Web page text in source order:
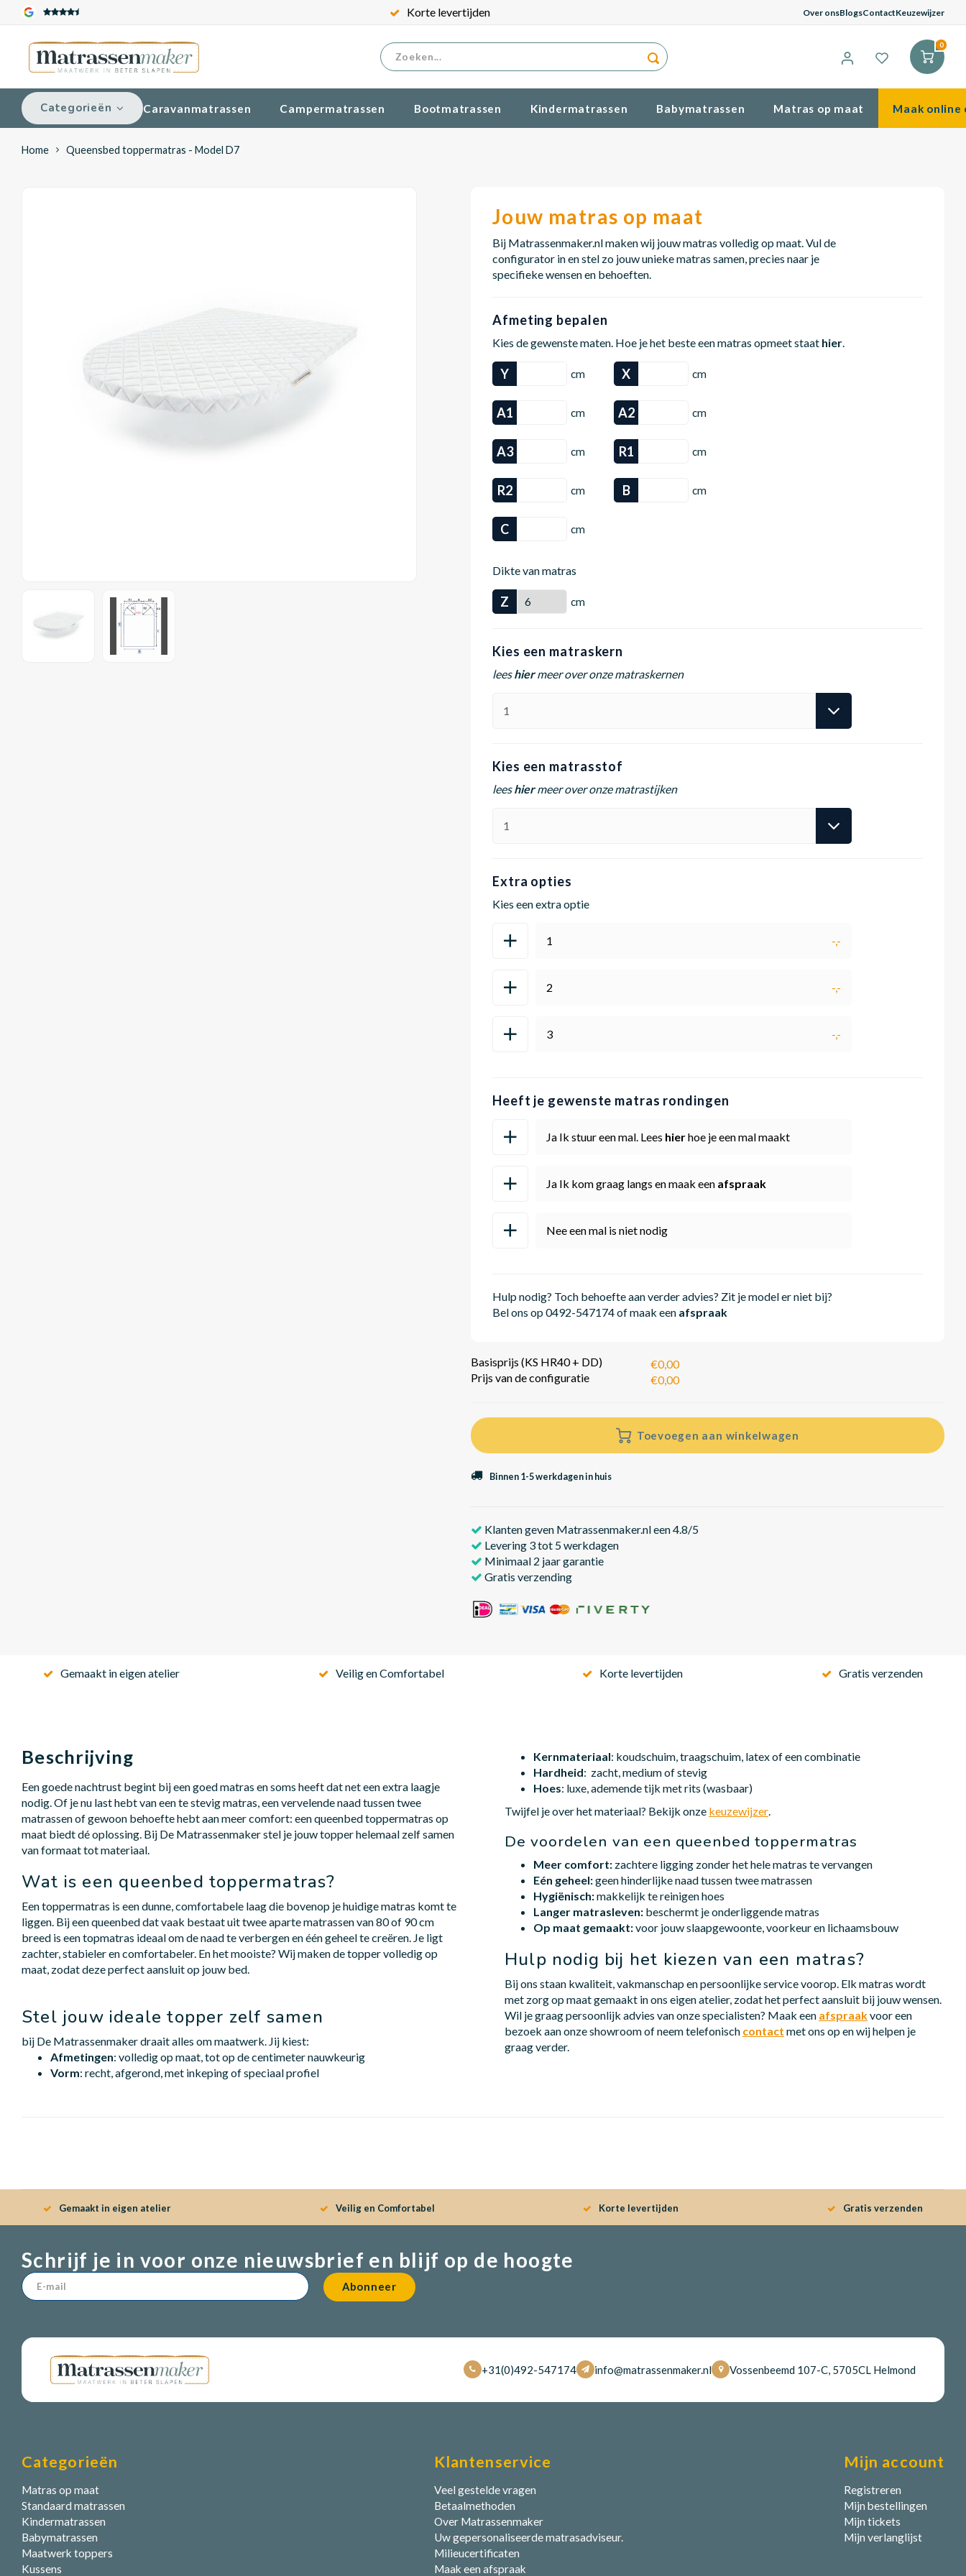
Korte levertijden Over onsBlogsContactKeuzewijzer
0
Categorieën Caravanmatrassen Campermatrassen Bootmatrassen Kindermatrassen Babymatrassen Matras op maat Maak online
Home Queensbed toppermatras - Model D7
Jouw matras op maat
Bij Matrassenmaker.nl maken wij jouw matras volledig op maat. Vul de
configurator in en stel zo jouw unieke matras samen, precies naar je
specifieke wensen en behoeften.
Afmeting bepalen
Kies de gewenste maten. Hoe je het beste een matras opmeet staat hier.
Y cm X cm
A1 cm A2 cm
A3 cm R1 cm
R2 cm B cm
C cm
Dikte van matras
Z cm
Kies een matraskern
leeshiermeer over onze matraskernen
Kies een matrasstof
leeshiermeer over onze matrastijken
Extra opties
Kies een extra optie
1 -,-
2 -,-
3 -,-
Heeft je gewenste matras rondingen
Ja Ik stuur een mal. Lees hierhoe je een mal maakt
Ja Ik kom graag langs en maak een afspraak
Nee een mal is niet nodig
Hulp nodig? Toch behoefte aan verder advies? Zit je model er niet bij?
Bel ons op 0492-547174 of maak een afspraak
Basisprijs (KS HR40 + DD)
€0,00
Prijs van de configuratie
€0,00
Toevoegen aan winkelwagen
Binnen 1-5 werkdagen in huis
Klanten geven Matrassenmaker.nl een 4.8/5
Levering 3 tot 5 werkdagen
Minimaal 2 jaar garantie
Gratis verzending
Gemaakt in eigen atelier Veilig en Comfortabel Korte levertijden Gratis verzenden
Beschrijving
Een goede nachtrust begint bij een goed matras en soms heeft dat net een extra laagje
nodig. Of je nu last hebt van een te stevig matras, een vervelende naad tussen twee
matrassen of gewoon behoefte hebt aan meer comfort: een queenbed toppermatras op
maat biedt dé oplossing. Bij De Matrassenmaker stel je jouw topper helemaal zelf samen
van formaat tot materiaal.
Wat is een queenbed toppermatras?
Een toppermatras is een dunne, comfortabele laag die bovenop je huidige matras komt te
liggen. Bij een queenbed dat vaak bestaat uit twee aparte matrassen van 80 of 90 cm
breed is een topmatras ideaal om de naad te verbergen en één geheel te creëren. Je ligt
zachter, stabieler en comfortabeler. En het mooiste? Wij maken de topper volledig op
maat, zodat deze perfect aansluit op jouw bed.
Stel jouw ideale topper zelf samen
bij De Matrassenmaker draait alles om maatwerk. Jij kiest:
Afmetingen: volledig op maat, tot op de centimeter nauwkeurig
Vorm: recht, afgerond, met inkeping of speciaal profiel
Kernmateriaal: koudschuim, traagschuim, latex of een combinatie
Hardheid: zacht, medium of stevig
Hoes: luxe, ademende tijk met rits (wasbaar)
Twijfel je over het materiaal? Bekijk onze keuzewijzer.
De voordelen van een queenbed toppermatras
Meer comfort: zachtere ligging zonder het hele matras te vervangen
Eén geheel:geen hinderlijke naad tussen twee matrassen
Hygiënisch:makkelijk te reinigen hoes
Langer matrasleven: beschermt je onderliggende matras
Op maat gemaakt:voor jouw slaapgewoonte, voorkeur en lichaamsbouw
Hulp nodig bij het kiezen van een matras?
Bij ons staan kwaliteit, vakmanschap en persoonlijke service voorop. Elk matras wordt
met zorg op maat gemaakt in ons eigen atelier, zodat het perfect aansluit bij jouw wensen.
Wil je graag persoonlijk advies van onze specialisten? Maak een afspraakvoor een
bezoek aan onze showroom of neem telefonisch contact met ons op en wij helpen je
graag verder.
Gemaakt in eigen atelier Veilig en Comfortabel Korte levertijden Gratis verzenden
Schrijf je in voor onze nieuwsbrief en blijf op de hoogte
Abonneer
+31(0)492-547174 info@matrassenmaker.nl Vossenbeemd 107-C, 5705CL Helmond
Categorieën
Matras op maat
Standaard matrassen
Kindermatrassen
Babymatrassen
Maatwerk toppers
Kussens
Klantenservice
Veel gestelde vragen
Betaalmethoden
Over Matrassenmaker
Uw gepersonaliseerde matrasadviseur.
Milieucertificaten
Maak een afspraak
Mijn account
Registreren
Mijn bestellingen
Mijn tickets
Mijn verlanglijst